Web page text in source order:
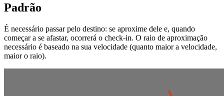
Padrão
É necessário passar pelo destino: se aproxime dele e, quando
começar a se afastar, ocorrerá o check-in. O raio de aproximação
necessário é baseado na sua velocidade (quanto maior a velocidade,
maior o raio).